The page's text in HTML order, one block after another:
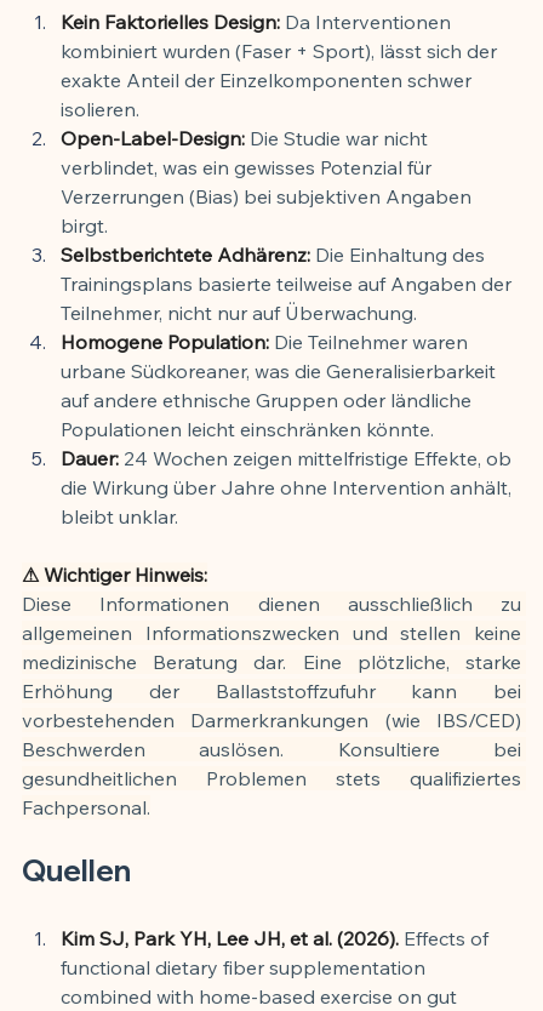
Kein Faktorielles Design: Da Interventionen
kombiniert wurden (Faser + Sport), lässt sich der
exakte Anteil der Einzelkomponenten schwer
isolieren.
Open-Label-Design: Die Studie war nicht
verblindet, was ein gewisses Potenzial für
Verzerrungen (Bias) bei subjektiven Angaben
birgt.
Selbstberichtete Adhärenz: Die Einhaltung des
Trainingsplans basierte teilweise auf Angaben der
Teilnehmer, nicht nur auf Überwachung.
Homogene Population: Die Teilnehmer waren
urbane Südkoreaner, was die Generalisierbarkeit
auf andere ethnische Gruppen oder ländliche
Populationen leicht einschränken könnte.
Dauer: 24 Wochen zeigen mittelfristige Effekte, ob
die Wirkung über Jahre ohne Intervention anhält,
bleibt unklar.
⚠ Wichtiger Hinweis:
Diese Informationen dienen ausschließlich zu
allgemeinen Informationszwecken und stellen keine
medizinische Beratung dar. Eine plötzliche, starke
Erhöhung der Ballaststoffzufuhr kann bei
vorbestehenden Darmerkrankungen (wie IBS/CED)
Beschwerden auslösen. Konsultiere bei
gesundheitlichen Problemen stets qualifiziertes
Fachpersonal.
Quellen
Kim SJ, Park YH, Lee JH, et al. (2026). Effects of
functional dietary fiber supplementation
combined with home-based exercise on gut